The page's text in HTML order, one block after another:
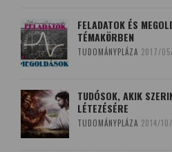
FELADATOK ÉS
TÉMAKÖRBEN
TUDOMÁNYPLÁZA 2017/
TUDÓSOK, AKIK
LÉTEZÉSÉRE
TUDOMÁNYPLÁZA 2014/